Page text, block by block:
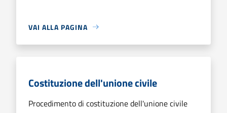
VAI ALLA PAGINA
Costituzione dell'unione civile
Procedimento di costituzione dell'unione civile